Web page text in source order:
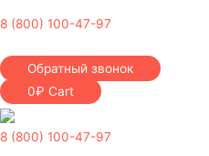
8 (800) 100-47-97
Обратный звонок
0₽ Cart
8 (800) 100-47-97